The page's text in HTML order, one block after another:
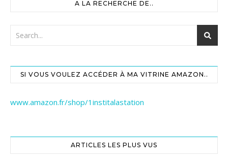
A LA RECHERCHE DE..
SI VOUS VOULEZ ACCÉDER À MA VITRINE AMAZON..
www.amazon.fr/shop/1institalastation
ARTICLES LES PLUS VUS